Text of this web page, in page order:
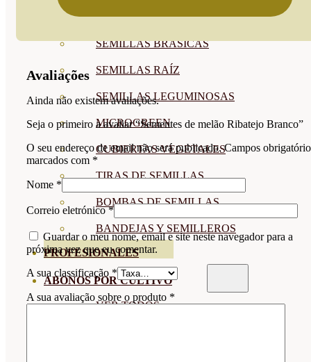
SEMILLAS TRADICIONALES
SEMILLAS BRASICAS
SEMILLAS RAÍZ
SEMILLAS LEGUMINOSAS
MICROGREEN
CUBIERTAS VEGETALES
TIRAS DE SEMILLAS
BOMBAS DE SEMILLAS
BANDEJAS Y SEMILLEROS
PROFESIONALES
ABONOS POR CULTIVO
VER TODOS
Avaliações
Ainda não existem avaliações.
Seja o primeiro a avaliar “Sementes de melão Ribatejo Branco”
O seu endereço de email não será publicado. Campos
marcados com *
Nome *
Correio eletrónico*
Guardar o meu nome, email e site neste navegador para a
próxima vez que eu comentar.
A sua classificação *
A sua avaliação sobre o produto *